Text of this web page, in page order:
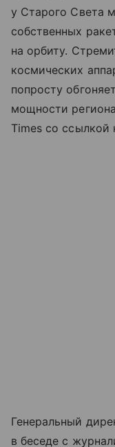
у Старого Света
собственных
на орбиту.
космических
попросту
мощности
Times со ссылкой
Генеральный
в беседе с